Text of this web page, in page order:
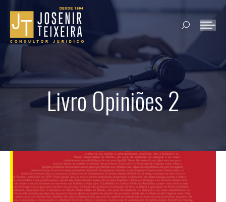
Search:
Livro Opiniões 2